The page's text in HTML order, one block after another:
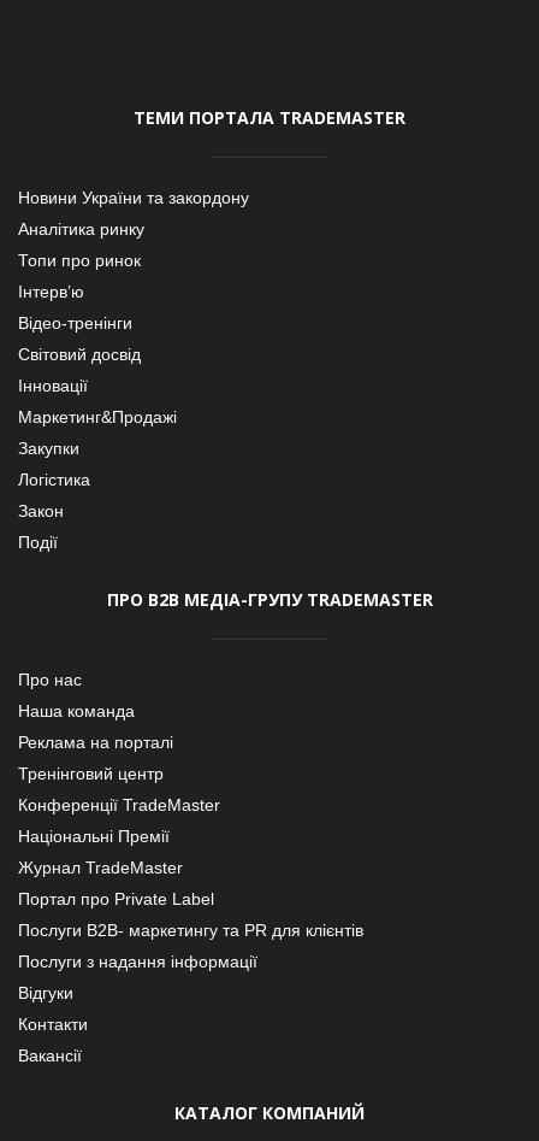
ТЕМИ ПОРТАЛА TRADEMASTER
Новини України та закордону
Аналітика ринку
Топи про ринок
Інтерв’ю
Відео-тренінги
Світовий досвід
Інновації
Маркетинг&Продажі
Закупки
Логістика
Закон
Події
ПРО В2В МЕДІА-ГРУПУ TRADEMASTER
Про нас
Наша команда
Реклама на порталі
Тренінговий центр
Конференції TradeMaster
Національні Премії
Журнал TradeMaster
Портал про Private Label
Послуги В2В- маркетингу та PR для клієнтів
Послуги з надання інформації
Відгуки
Контакти
Вакансії
КАТАЛОГ КОМПАНИЙ